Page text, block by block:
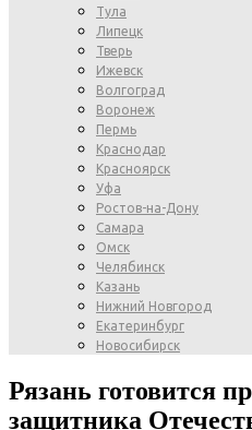
Тула
Липецк
Тверь
Ижевск
Волгоград
Воронеж
Пермь
Краснодар
Красноярск
Уфа
Ростов-на-Дону
Самара
Омск
Челябинск
Казань
Нижний Новгород
Екатеринбург
Новосибирск
Рязань готовится
защитника